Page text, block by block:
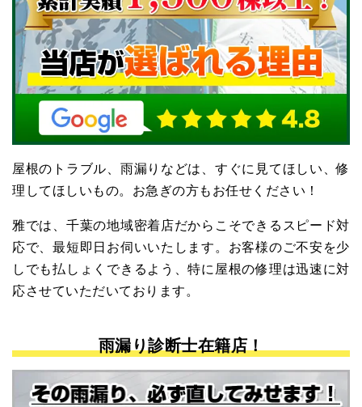
屋根のトラブル、⾬漏りなどは、すぐに⾒てほしい、修
理してほしいもの。お急ぎの方もお任せください！
雅では、千葉の地域密着店だからこそできるスピード対
応で、最短即日お伺いいたします。お客様のご不安を少
しでも払しょくできるよう、特に屋根の修理は迅速に対
応させていただいております。
雨漏り診断士在籍店！